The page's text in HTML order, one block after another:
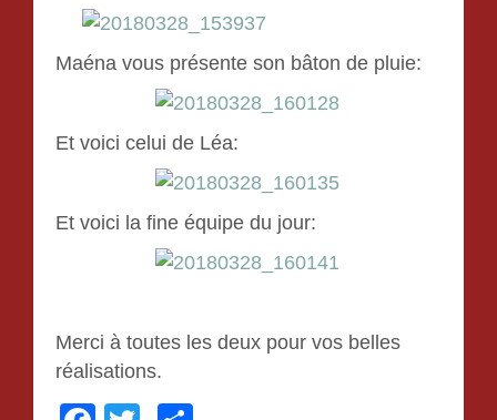
Maéna vous présente son bâton de pluie:
Et voici celui de Léa:
Et voici la fine équipe du jour:
Merci à toutes les deux pour vos belles
réalisations.